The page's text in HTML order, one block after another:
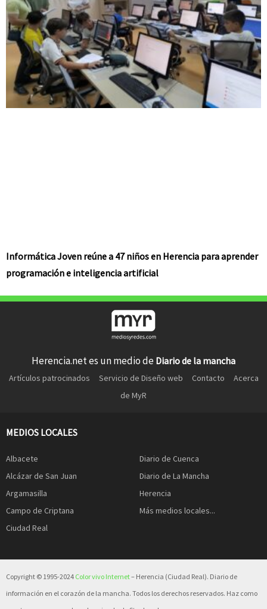
Informática Joven reúne a 47 niños en Herencia para aprender
programación e inteligencia artificial
Herencia.net es un medio de Diario de la mancha
Artículos patrocinados Servicio de Diseño web Contacto
Acerca
de MyR
MEDIOS LOCALES
Albacete
Alcázar de San Juan
Argamasilla
Campo de Criptana
Ciudad Real
Diario de Cuenca
Diario de La Mancha
Herencia
Más medios locales...
Copyright © 1995-2024 Color vivo Internet– Herencia (Ciudad Real). Diario de
información en el corazón de la mancha. Todos los derechos reservados. Haz como